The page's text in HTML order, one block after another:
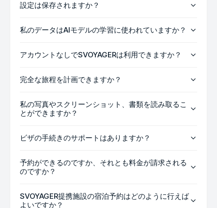
設定は保存されますか？
私のデータはAIモデルの学習に使われていますか？
アカウントなしでSVOYAGERは利用できますか？
完全な旅程を計画できますか？
私の写真やスクリーンショット、書類を読み取るこ
とができますか？
ビザの手続きのサポートはありますか？
予約ができるのですか、それとも料金が請求される
のですか？
SVOYAGER提携施設の宿泊予約はどのように行えば
よいですか？